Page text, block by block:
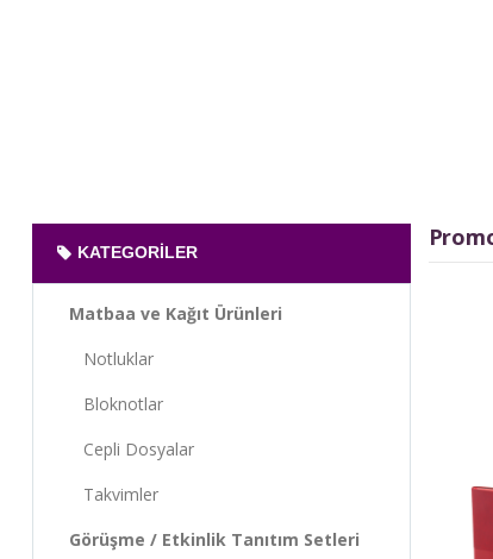
KATEGORILER
Matbaa ve Kağıt Ürünleri
Notluklar
Bloknotlar
Cepli Dosyalar
Takvimler
Görüşme / Etkinlik Tanıtım Setleri